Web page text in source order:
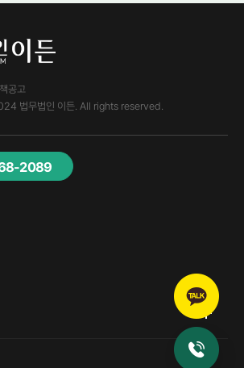
공고
법무법인 이든. All rights reserved.
2089